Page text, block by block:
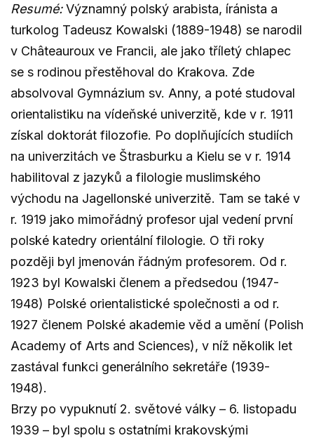
Resumé:Významný polský arabista, íránista a
turkolog Tadeusz Kowalski (1889-1948) se narodil
v Châteauroux ve Francii, ale jako tříletý chlapec
se s rodinou přestěhoval do Krakova. Zde
absolvoval Gymnázium sv. Anny, a poté studoval
orientalistiku na vídeňské univerzitě, kde v r. 1911
získal doktorát filozofie. Po doplňujících studiích
na univerzitách ve Štrasburku a Kielu se v r. 1914
habilitoval z jazyků a filologie muslimského
východu na Jagellonské univerzitě. Tam se také v
r. 1919 jako mimořádný profesor ujal vedení první
polské katedry orientální filologie. O tři roky
později byl jmenován řádným profesorem. Od r.
1923 byl Kowalski členem a předsedou (1947-
1948) Polské orientalistické společnosti a od r.
1927 členem Polské akademie věd a umění (Polish
Academy of Arts and Sciences), v níž několik let
zastával funkci generálního sekretáře (1939-
1948).
Brzy po vypuknutí 2. světové války – 6. listopadu
1939 – byl spolu s ostatními krakovskými